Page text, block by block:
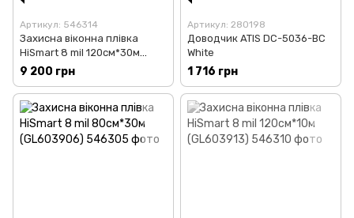
Артикул: 546314
Захисна віконна плівка
HiSmart 8 mil 120см*30м
(GL603920)
9 200 грн
Артикул: 280198
Доводчик ATIS DC-5036-BC
White
1 716 грн